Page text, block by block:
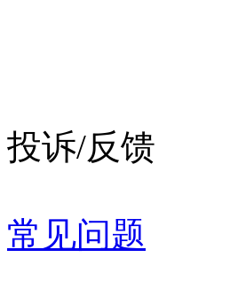
投诉/反馈
常见问题